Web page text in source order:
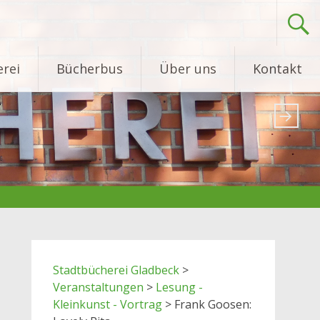
Bücherbus Über uns Kontakt
Stadtbücherei Gladbeck>
Veranstaltungen > Lesung -
Kleinkunst - Vortrag> Frank Goosen: